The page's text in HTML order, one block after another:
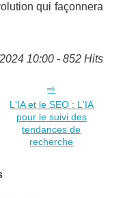
qui façonnera
10:00 - 852 Hits
L'IA et le SEO : L'IA
pour le suivi des
tendances de
recherche